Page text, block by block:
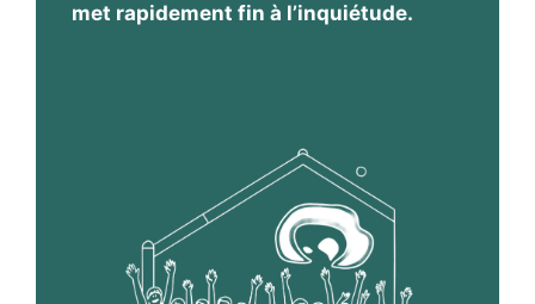
met rapidement fin à l’inquiétude.